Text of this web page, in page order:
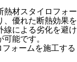
熱材スタイロフォー
、優れた断熱効果を
線による劣化を避け
能です。
ォームを施工する